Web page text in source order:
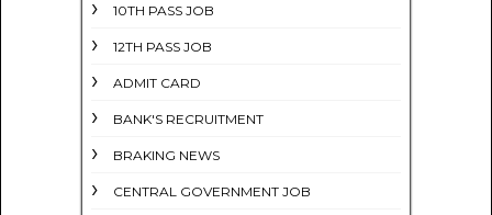
10TH PASS JOB
12TH PASS JOB
ADMIT CARD
BANK'S RECRUITMENT
BRAKING NEWS
CENTRAL GOVERNMENT JOB